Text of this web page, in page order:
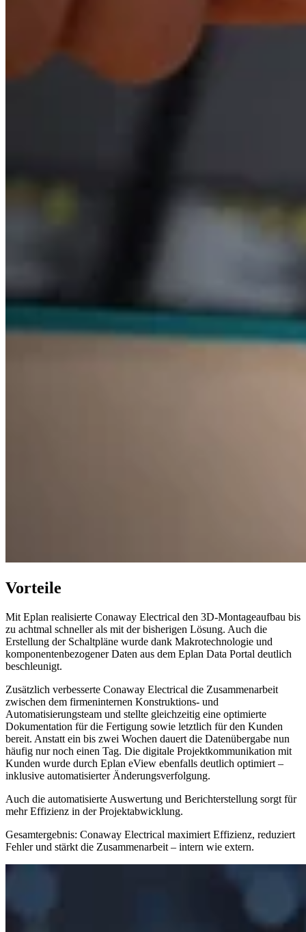
Vorteile
Mit Eplan realisierte Conaway Electrical den 3D-Montageaufbau bis
zu achtmal schneller als mit der bisherigen Lösung. Auch die
Erstellung der Schaltpläne wurde dank Makrotechnologie und
komponentenbezogener Daten aus dem Eplan Data Portal deutlich
beschleunigt.
Zusätzlich verbesserte Conaway Electrical die Zusammenarbeit
zwischen dem firmeninternen Konstruktions- und
Automatisierungsteam und stellte gleichzeitig eine optimierte
Dokumentation für die Fertigung sowie letztlich für den Kunden
bereit. Anstatt ein bis zwei Wochen dauert die Datenübergabe nun
häufig nur noch einen Tag. Die digitale Projektkommunikation mit
Kunden wurde durch Eplan eView ebenfalls deutlich optimiert –
inklusive automatisierter Änderungsverfolgung.
Auch die automatisierte Auswertung und Berichterstellung sorgt für
mehr Effizienz in der Projektabwicklung.
Gesamtergebnis: Conaway Electrical maximiert Effizienz, reduziert
Fehler und stärkt die Zusammenarbeit – intern wie extern.